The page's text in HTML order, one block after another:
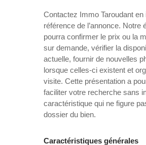
Contactez Immo Taroudant en
référence de l’annonce. Notre
pourra confirmer le prix ou la
sur demande, vérifier la
actuelle, fournir de nouvelles
lorsque celles-ci existent et
visite. Cette présentation a
faciliter votre recherche sans
caractéristique qui ne figure
dossier du bien.
Caractéristiques générales